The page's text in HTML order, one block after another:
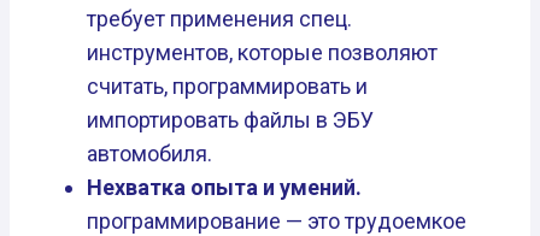
требует применения спец.
инструментов, которые позволяют
считать, программировать и
импортировать файлы в ЭБУ
автомобиля.
Нехватка опыта и умений.
программирование — это трудоемкое